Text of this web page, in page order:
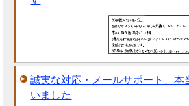
誠実な対応・メールサポート、本
いました